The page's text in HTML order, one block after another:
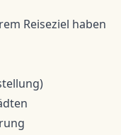
Reiseziel haben